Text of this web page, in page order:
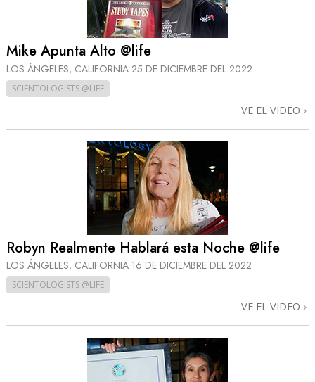
Mike Apunta Alto @life
LOS ÁNGELES, CALIFORNIA 25 DE DICIEMBRE DEL 2022
SCIENTOLOGISTS @LIFE
VE EL VIDEO
Robyn Realmente Hablará esta Noche @life
LOS ÁNGELES, CALIFORNIA 16 DE DICIEMBRE DEL 2022
SCIENTOLOGISTS @LIFE
VE EL VIDEO